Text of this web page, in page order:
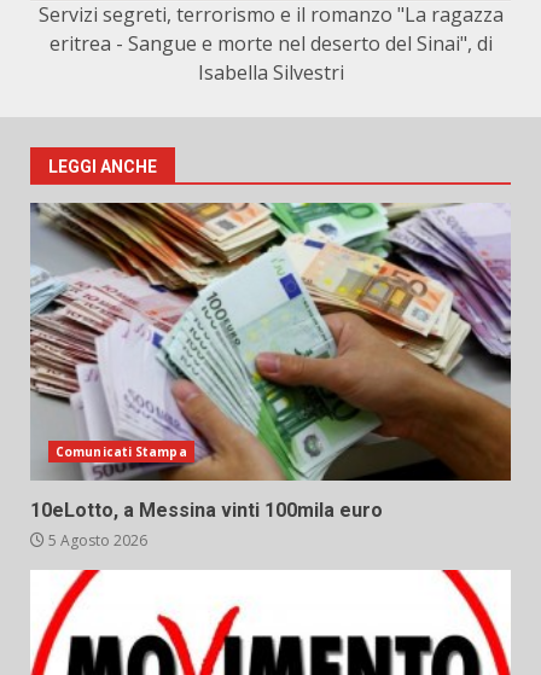
Servizi segreti, terrorismo e il romanzo "La ragazza
eritrea - Sangue e morte nel deserto del Sinai", di
Isabella Silvestri
LEGGI ANCHE
Comunicati Stampa
10eLotto, a Messina vinti 100mila euro
5 Agosto 2026